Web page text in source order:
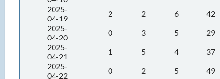
2025-
04-19
2 2 6
42
2025-
04-20
0 3 5
29
2025-
04-21
1 5 4
37
2025-
04-22
0 2 5
49